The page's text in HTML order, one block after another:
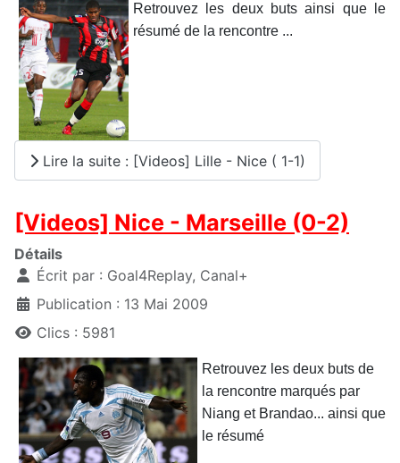
Retrouvez les deux buts ainsi que le
résumé de la rencontre ...
Lire la suite : [Videos] Lille - Nice ( 1-1)
[Videos] Nice - Marseille (0-2)
Détails
Écrit par : Goal4Replay, Canal+
Publication : 13 Mai 2009
Clics : 5981
Retrouvez les deux buts de
la rencontre marqués par
Niang et Brandao... ainsi que
le résumé